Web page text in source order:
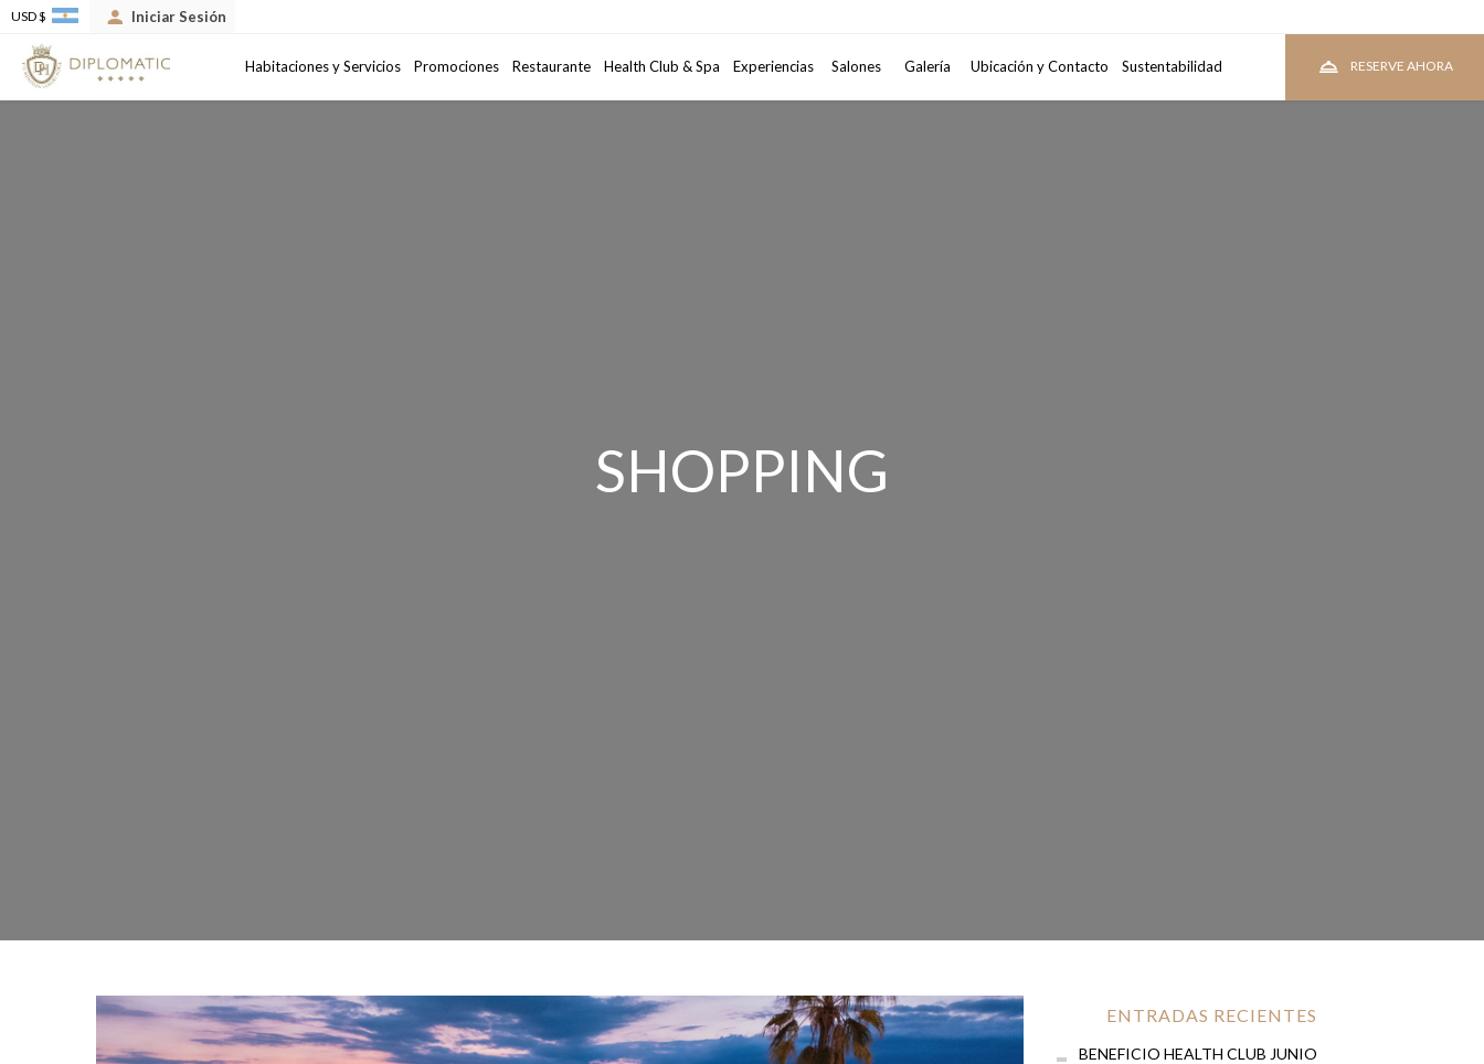
Habitaciones y Servicios Promociones Restaurante Health Club & Spa Experiencias Salones Galería Ubicación y Contacto Sustentabilidad
USD $ Iniciar Sesión
RESERVE AHORA
Llegada
2 adultos • 1 habitacion VER TARIFAS
SHOPPING
ENTRADAS RECIENTES
BENEFICIO HEALTH CLUB JUNIO